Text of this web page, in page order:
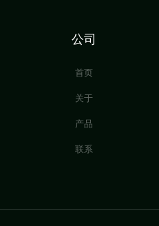
公司
首页
关于
产品
联系